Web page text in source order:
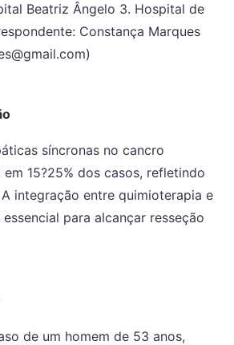
Beatriz Ângelo 3. Hospital de
Constança Marques
síncronas no cancro
15?25% dos casos, refletindo
integração entre quimioterapia e
para alcançar resseção
de um homem de 53 anos,